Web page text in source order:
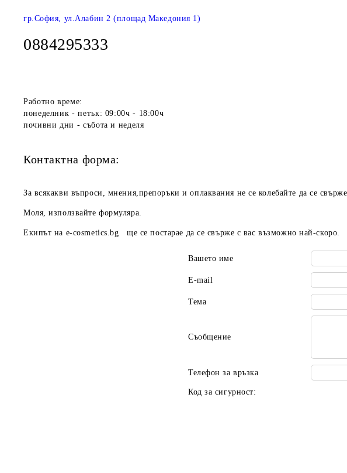
гр.София, ул.Алабин 2 (площад Македония 1)
0884295333
Работно време:
понеделник - петък: 09:00ч - 18:00ч
почивни дни - събота и неделя
Контактна форма:
За всякакви въпроси, мнения,препоръки и оплаквания не се колебайте да се
Моля, използвайте формуляра.
Екипът на e-cosmetics.bg ще се постарае да се свърже с вас възможно най-скоро.
Вашето име
E-mail
Тема
Съобщение
Телефон за връзка
Код за сигурност: